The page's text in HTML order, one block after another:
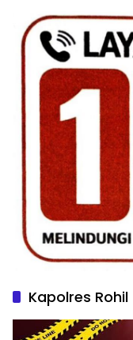
Kapolres Rohil